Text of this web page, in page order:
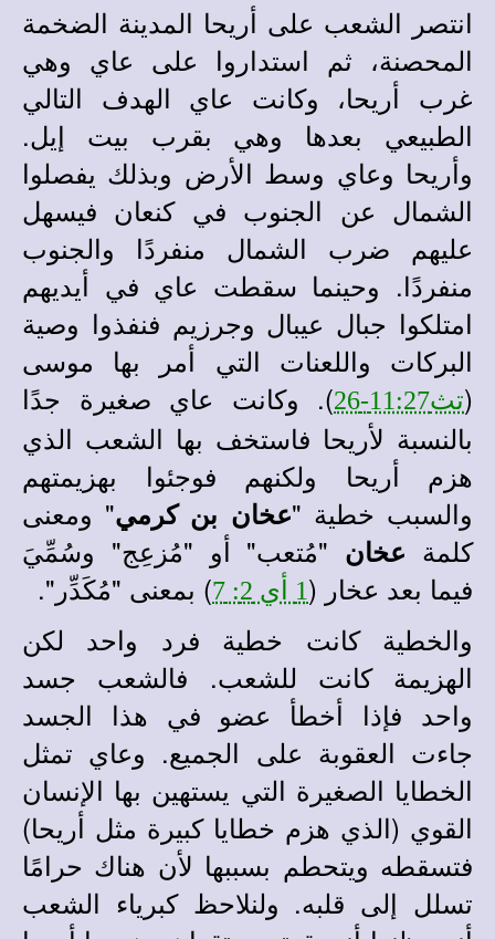
انتصر الشعب على أريحا المدينة الضخمة
المحصنة، ثم استداروا على عاي وهي
غرب أريحا، وكانت عاي الهدف التالي
الطبيعي بعدها وهي بقرب بيت إيل.
وأريحا وعاي وسط الأرض وبذلك يفصلوا
الشمال عن الجنوب في كنعان فيسهل
عليهم ضرب الشمال منفردًا والجنوب
منفردًا. وحينما سقطت عاي في أيديهم
امتلكوا جبال عيبال وجرزيم فنفذوا وصية
البركات واللعنات التي أمر بها موسى
(تث11:27-26
). وكانت عاي صغيرة جدًا
بالنسبة لأريحا فاستخف بها الشعب الذي
هزم أريحا ولكنهم فوجئوا بهزيمتهم
والسبب خطية "عخان بن كرمي" ومعنى
كلمة عخان "مُتعب" أو "مُزعِج" وسُمِّيَ
فيما بعد عخار (1 أي 2: 7
) بمعنى "مُكَدِّر".
والخطية كانت خطية فرد واحد لكن
الهزيمة كانت للشعب. فالشعب جسد
واحد فإذا أخطأ عضو في هذا الجسد
جاءت العقوبة على الجميع. وعاي تمثل
الخطايا الصغيرة التي يستهين بها الإنسان
القوي (الذي هزم خطايا كبيرة مثل أريحا)
فتسقطه ويتحطم بسببها لأن هناك حرامًا
تسلل إلى قلبه. ولنلاحظ كبرياء الشعب